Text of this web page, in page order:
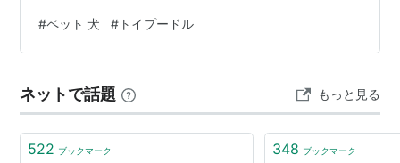
#ペット 犬 # トイプードル
ネットで話題 もっと見る
522 ブックマーク 348 ブックマーク